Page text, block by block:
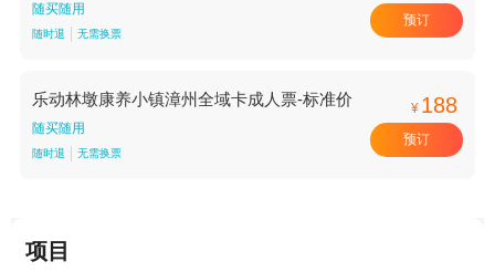
随买随用
随时退 无需换票
预订
乐动林墩康养小镇漳州全域卡成人票-标准价
随买随用
随时退 无需换票
¥ 188
预订
项目